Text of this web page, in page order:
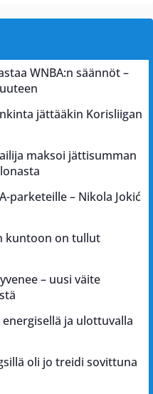
WNBA:n säännöt –
jättääkin Korisliigan
maksoi jättisumman
parketeille – Nikola Jokić
kuntoon on tullut
– uusi väite
ja ulottuvalla
oli jo treidi sovittuna